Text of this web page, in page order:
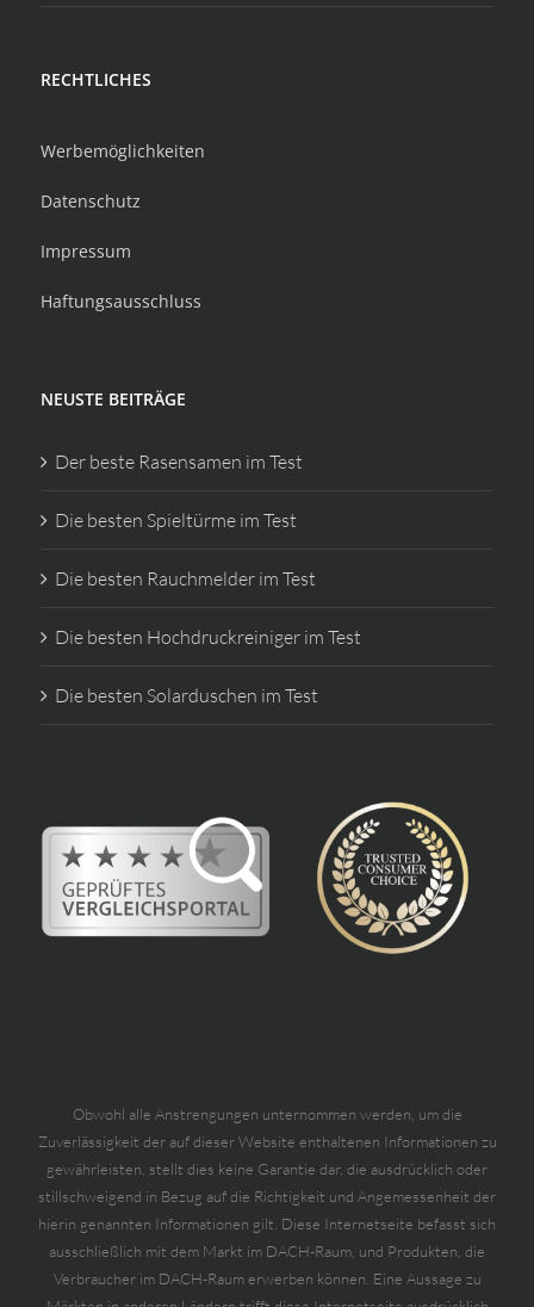
RECHTLICHES
Werbemöglichkeiten
Datenschutz
Impressum
Haftungsausschluss
NEUSTE BEITRÄGE
Der beste Rasensamen im Test
Die besten Spieltürme im Test
Die besten Rauchmelder im Test
Die besten Hochdruckreiniger im Test
Die besten Solarduschen im Test
Obwohl alle Anstrengungen unternommen werden, um die
Zuverlässigkeit der auf dieser Website enthaltenen Informationen zu
gewährleisten, stellt dies keine Garantie dar, die ausdrücklich oder
stillschweigend in Bezug auf die Richtigkeit und Angemessenheit der
hierin genannten Informationen gilt. Diese Internetseite befasst sich
ausschließlich mit dem Markt im DACH-Raum, und Produkten, die
Verbraucher im DACH-Raum erwerben können. Eine Aussage zu